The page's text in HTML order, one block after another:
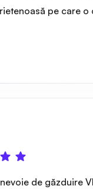
pe care o
de găzduire